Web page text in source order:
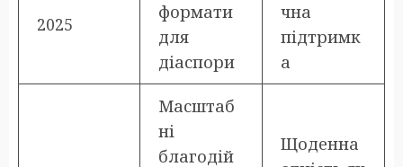
2025
формати
для
діаспори
чна
підтримк
а
Масштаб
ні
благодій
Щоденна